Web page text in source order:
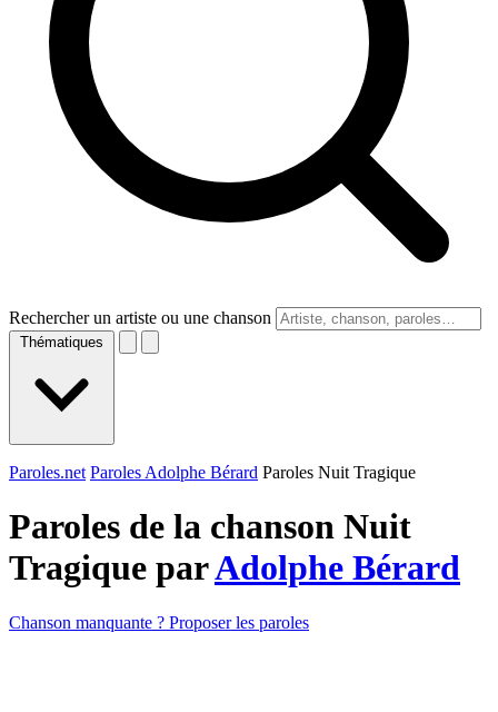
Rechercher un artiste ou une chanson
Thématiques
Paroles.net Paroles Adolphe Bérard Paroles Nuit Tragique
Paroles de la chanson Nuit
Tragique parAdolphe Bérard
Chanson manquante ? Proposer les paroles